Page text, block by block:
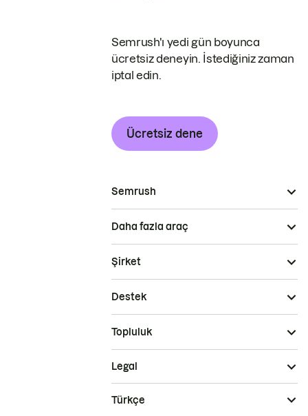
Semrush'ı yedi gün boyunca
ücretsiz deneyin. İstediğiniz zaman
iptal edin.
Ücretsiz dene
Semrush
Daha fazla araç
Şirket
Destek
Topluluk
Legal
Türkçe